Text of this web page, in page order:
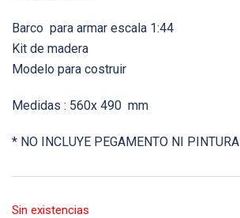
Barco para armar escala 1:44
Kit de madera
Modelo para costruir
Medidas : 560x 490 mm
* NO INCLUYE PEGAMENTO NI PINTURA
Sin existencias